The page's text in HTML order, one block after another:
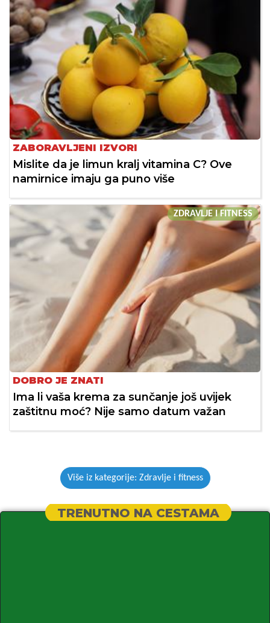
ZABORAVLJENI IZVORI
Mislite da je limun kralj vitamina C? Ove
namirnice imaju ga puno više
ZDRAVLJE I FITNESS
DOBRO JE ZNATI
Ima li vaša krema za sunčanje još uvijek
zaštitnu moć? Nije samo datum važan
Više iz kategorije: Zdravlje i fitness
TRENUTNO NA CESTAMA